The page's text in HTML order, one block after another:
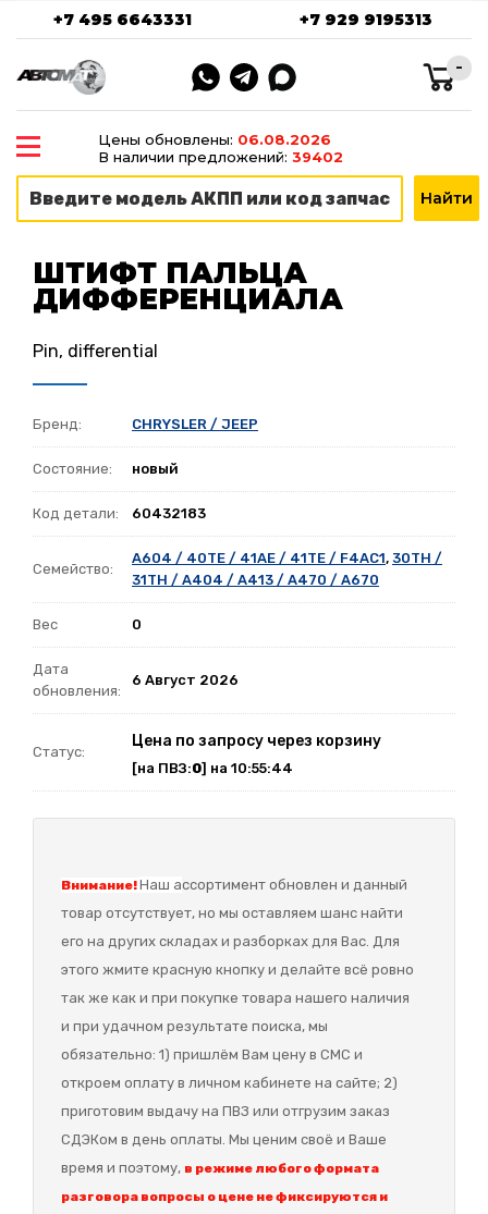
+7 495 6643331 +7 929 9195313
-
Цены обновлены: 06.08.2026
В наличии предложений: 39402
ШТИФТ ПАЛЬЦА
ДИФФЕРЕНЦИАЛА
Pin, differential
Бренд: CHRYSLER / JEEP
Состояние: новый
Код детали: 60432183
Семейство:
A604 / 40TE / 41AE / 41TE / F4AC1, 30TH /
31TH / A404 / A413 / A470 / A670
Вес 0
Дата
обновления:
6 Август 2026
Статус:
Цена по запросу через корзину
[на ПВЗ:0] на 10:55:44
Внимание!Наш ассортимент обновлен и данный
товар отсутствует, но мы оставляем шанс найти
его на других складах и разборках для Вас. Для
этого жмите красную кнопку и делайте всё ровно
так же как и при покупке товара нашего наличия
и при удачном результате поиска, мы
обязательно: 1) пришлём Вам цену в СМС и
откроем оплату в личном кабинете на сайте; 2)
приготовим выдачу на ПВЗ или отгрузим заказ
СДЭКом в день оплаты. Мы ценим своё и Ваше
время и поэтому, в режиме любого формата
разговора вопросы о цене не фиксируются и